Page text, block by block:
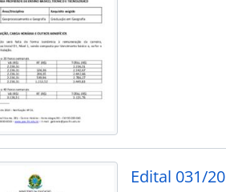
Edital 031/